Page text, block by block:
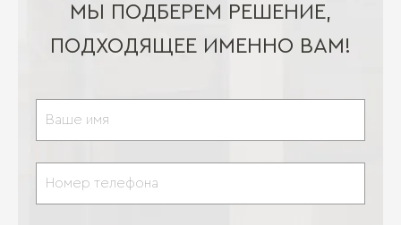
МЫ ПОДБЕРЕМ РЕШЕНИЕ,
ПОДХОДЯЩЕЕ ИМЕННО ВАМ!